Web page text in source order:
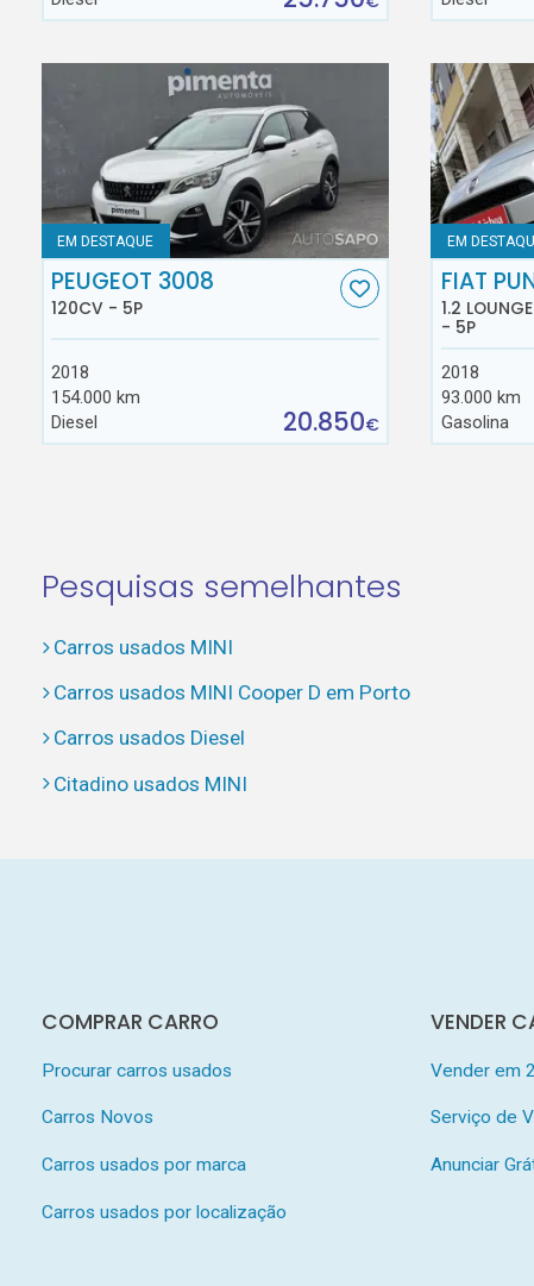
EM DESTAQUE
PEUGEOT 3008
120CV - 5P
2018
154.000 km
Diesel
20.850€
EM
FIAT
1.2
- 5P
2018
93.000 km
Gasolina
Pesquisas semelhantes
Carros usados MINI
Carros usados MINI Cooper D em Porto
Carros usados Diesel
Citadino usados MINI
COMPRAR CARRO
Procurar carros usados
Carros Novos
Carros usados por marca
Carros usados por localização
VENDER
Vender em
Serviço de
Anunciar